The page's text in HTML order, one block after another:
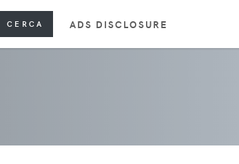
CERCA ADS DISCLOSURE